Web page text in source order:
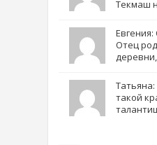
Текмаш
Отец
такой